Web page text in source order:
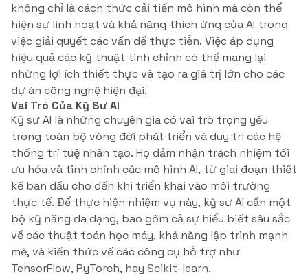
không chỉ là cách thức cải tiến mô hình mà còn thể
hiện sự linh hoạt và khả năng thích ứng của AI trong
việc giải quyết các vấn đề thực tiễn. Việc áp dụng
hiệu quả các kỹ thuật tinh chỉnh có thể mang lại
những lợi ích thiết thực và tạo ra giá trị lớn cho các
dự án công nghệ hiện đại.
Vai Trò Của Kỹ Sư AI
Kỹ sư AI là những chuyên gia có vai trò trọng yếu
trong toàn bộ vòng đời phát triển và duy trì các hệ
thống trí tuệ nhân tạo. Họ đảm nhận trách nhiệm tối
ưu hóa và tinh chỉnh các mô hình AI, từ giai đoạn thiết
kế ban đầu cho đến khi triển khai vào môi trường
thực tế. Để thực hiện nhiệm vụ này, kỹ sư AI cần một
bộ kỹ năng đa dạng, bao gồm cả sự hiểu biết sâu sắc
về các thuật toán học máy, khả năng lập trình mạnh
mẽ, và kiến thức về các công cụ hỗ trợ như
TensorFlow, PyTorch, hay Scikit-learn.